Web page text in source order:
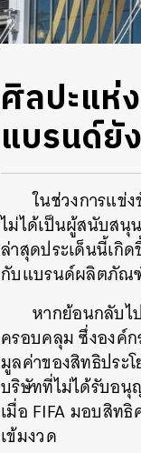
ศิลปะแห่
แบรนด์ยั
ในช่วงการแข่
ไม่ได้เป็นผู้สนับสนุ
ล่าสุดประเด็นนี้เกิ
กับแบรนด์ผลิตภัณ
หากย้อนกลับไ
ครอบคลุม ซึ่งองค์
มูลค่าของสิทธิประ
บริษัทที่ไม่ได้รับอนุ
เมื่อ FIFA มอบสิท
เข้มงวด